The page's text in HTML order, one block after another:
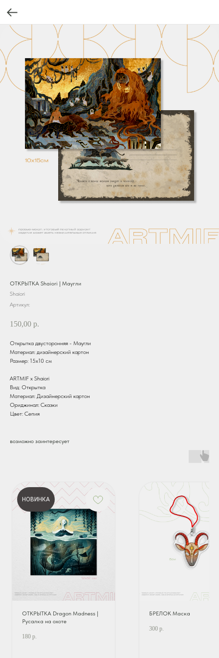
ОТКРЫТКА Shaiori | Маугли
Shaiori
Артикул:
150,00 р.
Открытка двусторонняя - Маугли
Материал: дизайнерский картон
Размер: 15х10 см
ARTMIF х Shaiori
Вид: Открытка
Материал: Дизайнерский картон
Ориджинал: Сказки
Цвет: Сепия
возможно заинтересует
НОВИНКА
ОТКРЫТКА Dragon Madness |
Русалка на охоте
180 р.
БРЕЛОК Маска
300 р.